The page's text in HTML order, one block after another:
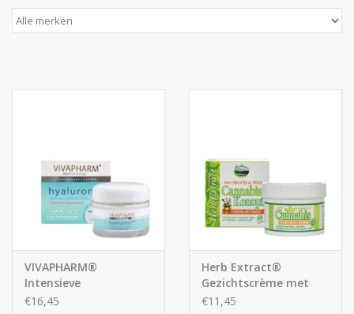
Natuurlijke Kruiden
Apotheek
Gift sets
VIVAPHARM®
Intensieve
Gezichtscrème met
€16,45
Herb Extract®
Gezichtscrème met
Cannabis Olie
€11,45